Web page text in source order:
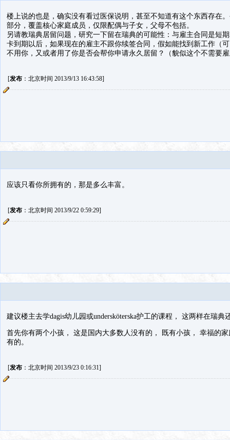
楼上说的也是，确实没有看过医保说明，甚至不知道有这个东西存在
部分，覆盖核心家庭成员，仅限配偶与子女，父母不包括。
另请教瑞典居留问题，研究一下留在瑞典的可能性：与雇主合同是短
卡到期以后，如果现在的雇主不跟你续签合同，假如能找到新工作（
不用你，又或者用了你是否会帮你申请永久居留？（貌似这个不需要
[发布：北京时间 2013/9/13 16:43:58]
应该只看你所拥有的，那是多么丰富。
[发布：北京时间 2013/9/22 0:59:29]
建议楼主去学dagis幼儿园或undersköterska护工的课程， 这两样在瑞典
首先你有两个小孩， 这是国内大多数人没有的， 既有小孩， 幸福的
有的。
[发布：北京时间 2013/9/23 0:16:31]